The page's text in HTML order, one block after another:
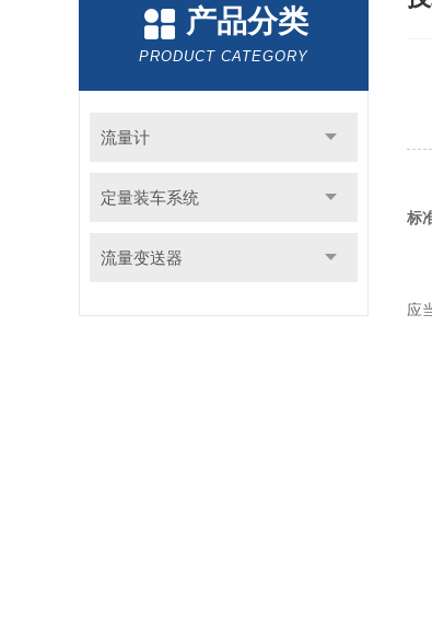
产品分类
PRODUCT CATEGORY
流量计
定量装车系统
流量变送器
标
应
1.
2.
3.
4.